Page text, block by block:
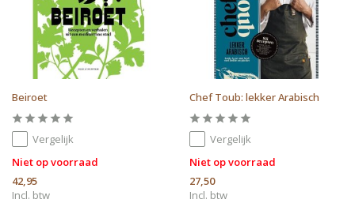
Beiroet
Vergelijk
Niet op voorraad
42,95
Incl. btw
Chef Toub: lekker Arabisch
Vergelijk
Niet op voorraad
27,50
Incl. btw